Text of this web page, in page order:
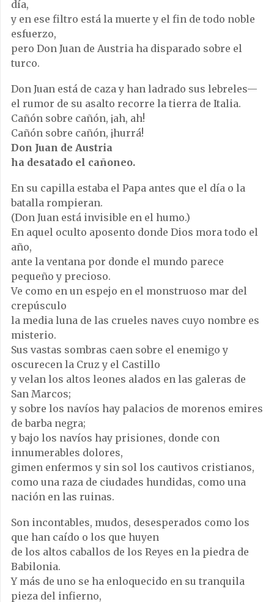
día,
y en ese filtro está la muerte y el fin de todo noble
esfuerzo,
pero Don Juan de Austria ha disparado sobre el
turco.
Don Juan está de caza y han ladrado sus lebreles—
el rumor de su asalto recorre la tierra de Italia.
Cañón sobre cañón, ¡ah, ah!
Cañón sobre cañón, ¡hurrá!
Don Juan de Austria
ha desatado el cañoneo.
En su capilla estaba el Papa antes que el día o la
batalla rompieran.
(Don Juan está invisible en el humo.)
En aquel oculto aposento donde Dios mora todo el
año,
ante la ventana por donde el mundo parece
pequeño y precioso.
Ve como en un espejo en el monstruoso mar del
crepúsculo
la media luna de las crueles naves cuyo nombre es
misterio.
Sus vastas sombras caen sobre el enemigo y
oscurecen la Cruz y el Castillo
y velan los altos leones alados en las galeras de
San Marcos;
y sobre los navíos hay palacios de morenos emires
de barba negra;
y bajo los navíos hay prisiones, donde con
innumerables dolores,
gimen enfermos y sin sol los cautivos cristianos,
como una raza de ciudades hundidas, como una
nación en las ruinas.
Son incontables, mudos, desesperados como los
que han caído o los que huyen
de los altos caballos de los Reyes en la piedra de
Babilonia.
Y más de uno se ha enloquecido en su tranquila
pieza del infierno,